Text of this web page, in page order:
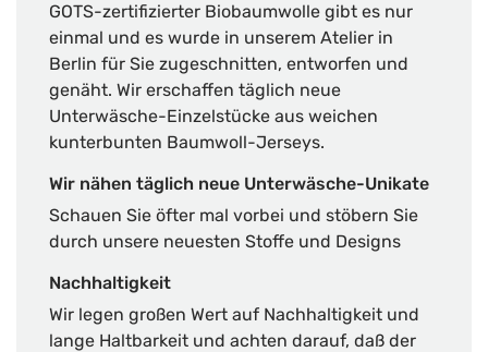
GOTS-zertifizierter Biobaumwolle gibt es nur
einmal und es wurde in unserem Atelier in
Berlin für Sie zugeschnitten, entworfen und
genäht. Wir erschaffen täglich neue
Unterwäsche-Einzelstücke aus weichen
kunterbunten Baumwoll-Jerseys.
Wir nähen täglich neue Unterwäsche-Unikate
Schauen Sie öfter mal vorbei und stöbern Sie
durch unsere neuesten Stoffe und Designs
Nachhaltigkeit
Wir legen großen Wert auf Nachhaltigkeit und
lange Haltbarkeit und achten darauf, daß der